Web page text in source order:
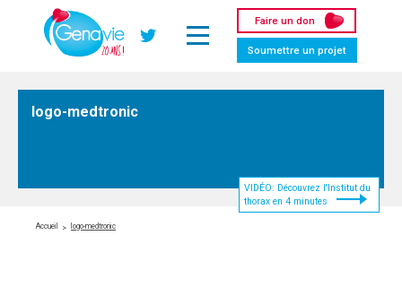
Twitter
Faire un don
Soumettre un projet
logo-medtronic
Accueil logo-medtronic
VIDÉO: Découvrez l'Institut du
thorax en 4 minutes
Panneau de gestion des cookies